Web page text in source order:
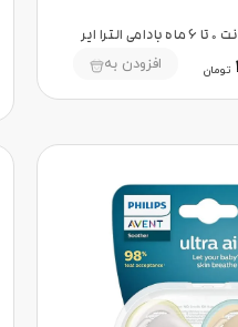
ایر
تومان افزودن به